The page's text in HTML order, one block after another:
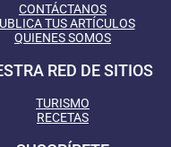
CONTÁCTANOS
TUS ARTÍCULOS
QUIENES SOMOS
RED DE SITIOS
TURISMO
RECETAS